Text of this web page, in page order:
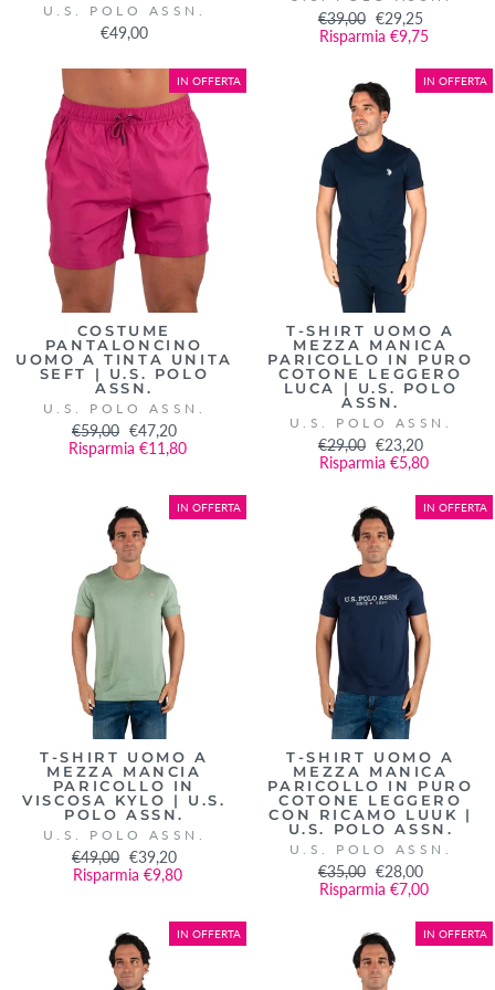
U.S. POLO ASSN.
€49,00
Prezzo
di
€39,00 Prezzo
scontato
€29,25
Risparmia €9,75
IN OFFERTA
COSTUME
PANTALONCINO
UOMO A TINTA UNITA
SEFT | U.S. POLO
ASSN.
U.S. POLO ASSN.
Prezzo
di
€59,00 Prezzo
scontato
€47,20
Risparmia €11,80
IN OFFERTA
T-SHIRT UOMO A
MEZZA MANICA
PARICOLLO IN PURO
COTONE LEGGERO
LUCA | U.S. POLO
ASSN.
U.S. POLO ASSN.
Prezzo
di
€29,00 Prezzo
scontato
€23,20
Risparmia €5,80
IN OFFERTA
T-SHIRT UOMO A
MEZZA MANCIA
PARICOLLO IN
VISCOSA KYLO | U.S.
POLO ASSN.
U.S. POLO ASSN.
Prezzo
di
€49,00 Prezzo
scontato
€39,20
Risparmia €9,80
IN OFFERTA
T-SHIRT UOMO A
MEZZA MANICA
PARICOLLO IN PURO
COTONE LEGGERO
CON RICAMO LUUK |
U.S. POLO ASSN.
U.S. POLO ASSN.
Prezzo
di
€35,00 Prezzo
scontato
€28,00
Risparmia €7,00
IN OFFERTA IN OFFERTA